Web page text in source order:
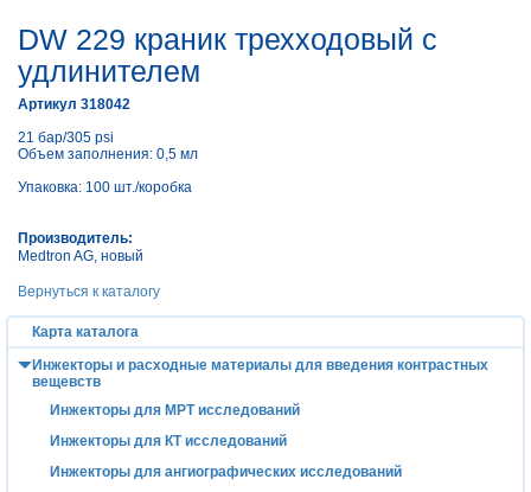
DW 229 краник трехходовый с
удлинителем
Артикул 318042
21 бар/305 psi
Объем заполнения: 0,5 мл
Упаковка: 100 шт./коробка
Производитель:
Medtron AG, новый
Вернуться к каталогу
Карта каталога
Инжекторы и расходные материалы для введения контрастных
вещевств
Инжекторы для МРТ исследований
Инжекторы для КТ исследований
Инжекторы для ангиографических исследований